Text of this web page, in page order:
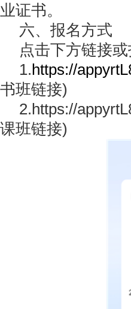
业证书。
六、报名方式
点击下方链接
1.https://
书班链接)
2.https://
课班链接)